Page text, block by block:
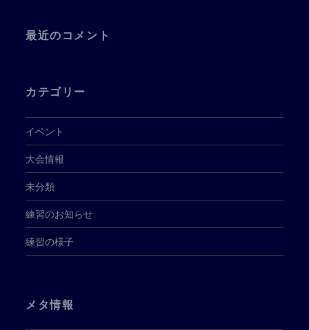
最近のコメント
カテゴリー
イベント
大会情報
未分類
練習のお知らせ
練習の様子
メタ情報